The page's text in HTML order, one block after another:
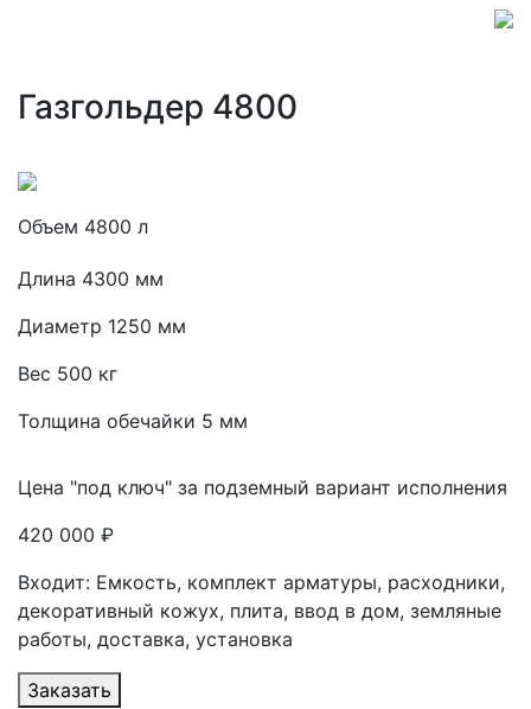
Газгольдер 4800
Объем 4800 л
Длина 4300 мм
Диаметр 1250 мм
Вес 500 кг
Толщина обечайки 5 мм
Цена "под ключ" за подземный вариант исполнения
420 000 ₽
Входит: Емкость, комплект арматуры, расходники,
декоративный кожух, плита, ввод в дом, земляные
работы, доставка, установка
Заказать